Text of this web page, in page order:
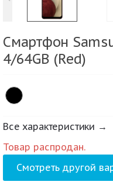
Смартфон
4/64GB (Red)
Все характеристики →
Товар распродан.
Смотреть другой